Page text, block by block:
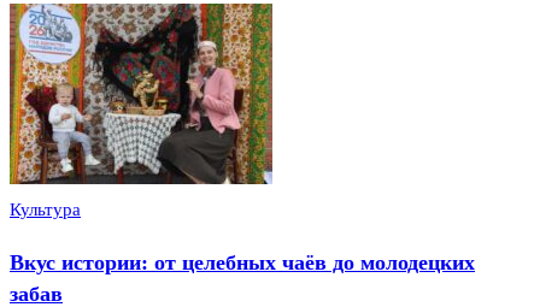
Культура
Вкус истории: от целебных чаёв до молодецких
забав